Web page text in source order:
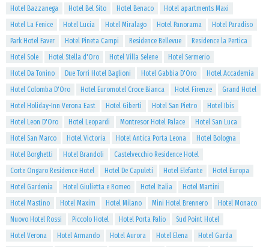
Hotel Bazzanega
Hotel Bel Sito Hotel Benaco
Hotel apartments Maxi
Hotel La Fenice
Hotel Lucia Hotel Miralago Hotel Panorama
Hotel Paradiso
Park Hotel Faver
Hotel Pineta Campi Residence Bellevue
Residence la Pertica
Hotel Sole
Hotel Stella d'Oro Hotel Villa Selene
Hotel Sermerio
Hotel Da Tonino
Due Torri Hotel Baglioni Hotel Gabbia D'Oro
Hotel Accademia
Hotel Colomba D'Oro
Hotel Euromotel Croce Bianca Hotel Firenze
Grand Hotel
Hotel Holiday-Inn Verona East
Hotel Giberti Hotel San Pietro
Hotel Ibis
Hotel Leon D'Oro
Hotel Leopardi Montresor Hotel Palace
Hotel San Luca
Hotel San Marco
Hotel Victoria Hotel Antica Porta Leona
Hotel Bologna
Hotel Borghetti
Hotel Brandoli
Castelvecchio Residence Hotel
Corte Ongaro Residence Hotel
Hotel De Capuleti Hotel Elefante
Hotel Europa
Hotel Gardenia
Hotel Giulietta e Romeo Hotel Italia
Hotel Martini
Hotel Mastino
Hotel Maxim Hotel Milano Mini Hotel Brennero
Hotel Monaco
Nuovo Hotel Rossi
Piccolo Hotel Hotel Porta Palio
Sud Point Hotel
Hotel Verona
Hotel Armando Hotel Aurora Hotel Elena
Hotel Garda